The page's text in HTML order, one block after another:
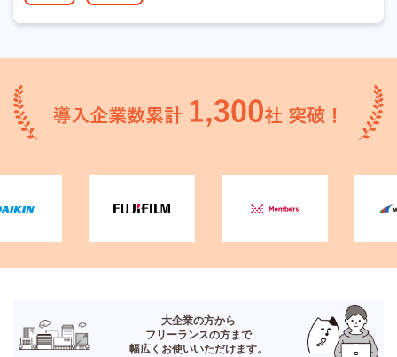
大企業の方から
フリーランスの方まで
幅広くお使いいただけます。